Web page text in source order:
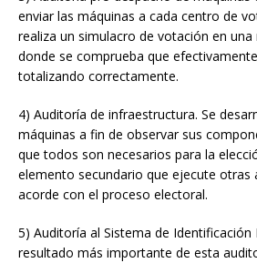
enviar las máquinas a cada centro de
realiza un simulacro de votación en
donde se comprueba que
totalizando correctamente.
4) Auditoría de infraestructura. Se
máquinas a fin de observar sus
que todos son necesarios para la
elemento secundario que ejecute otras
acorde con el proceso electoral.
5) Auditoría al Sistema de Identificación
resultado más importante de esta